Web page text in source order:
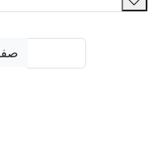
صفحه